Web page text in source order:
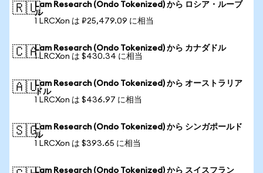
🇷🇺Lam Research (Ondo Tokenized) から ロシア・ルーブ
ル
1 LRCXon は ₽25,479.09 に相当
🇨🇦Lam Research (Ondo Tokenized) から カナダドル
1 LRCXon は $430.34 に相当
🇦🇺Lam Research (Ondo Tokenized) から オーストラリア
ドル
1 LRCXon は $436.97 に相当
🇸🇬Lam Research (Ondo Tokenized) から シンガポールド
ル
1 LRCXon は $393.65 に相当
Lam Research (Ondo Tokenized) から スイスフラン